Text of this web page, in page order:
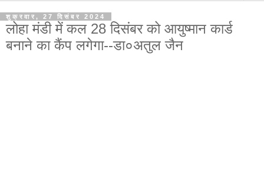
शुक्रवार, 27 दिसंबर 2024
लोहा मंडी में कल 28 दिसंबर को आयुष्मान कार्ड
बनाने का कैंप लगेगा--डा०अतुल जैन